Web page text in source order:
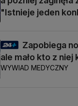
"Istnieje jeden
Zapobiega
ale mało kto z
WYWIAD MEDYCZNY